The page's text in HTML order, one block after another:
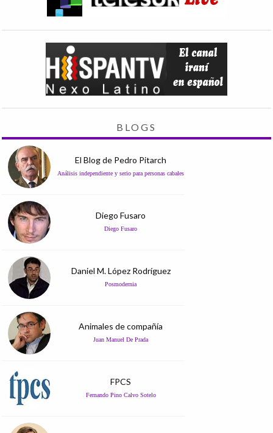
BLOGS
El Blog de Pedro Pitarch
Análisis independiente y serio para personas cabales
Diego Fusaro
Diego Fusaro
Daniel M. López Rodríguez
Posmodernia
Animales de compañía
Juan Manuel De Prada
FPCS
Fernando Pino Calvo Sotelo